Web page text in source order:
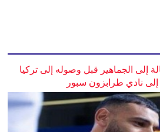
إلى الجماهير قبل وصوله إلى تركيا
إلى نادي طرابزون سبور